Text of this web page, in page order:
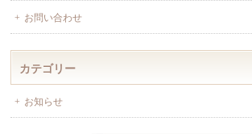
お問い合わせ
カテゴリー
お知らせ